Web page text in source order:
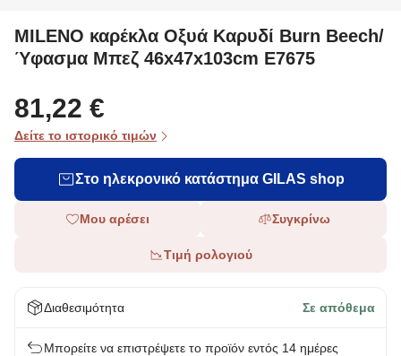
MILENO καρέκλα Οξυά Καρυδί Burn Beech/
Ύφασμα Μπεζ 46x47x103cm Ε7675
81,22 €
Δείτε το ιστορικό τιμών
Στο ηλεκρονικό κατάστημα GILAS shop
Μου αρέσει Συγκρίνω
Τιμή ρολογιού
Διαθεσιμότητα Σε απόθεμα
Μπορείτε να επιστρέψετε το προϊόν εντός 14 ημέρες